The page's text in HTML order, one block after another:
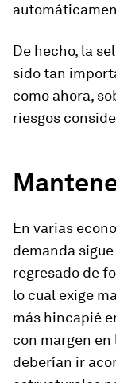
De hecho, la
sido tan
como ahora,
riesgos
En varias
demanda
regresado de
lo cual exige
más hincapié
con margen
deberían ir